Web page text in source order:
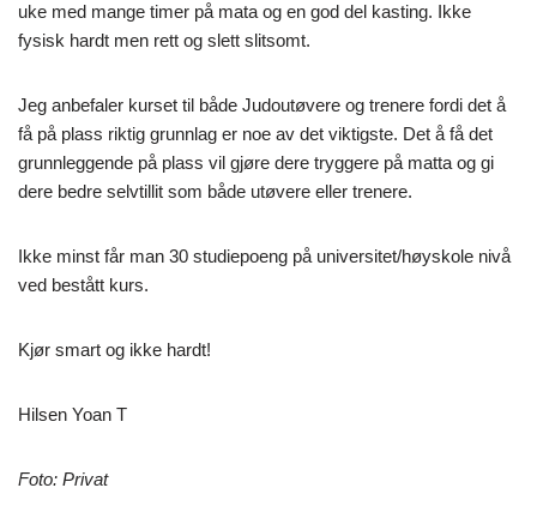
uke med mange timer på mata og en god del kasting. Ikke
fysisk hardt men rett og slett slitsomt.
Jeg anbefaler kurset til både Judoutøvere og trenere fordi det å
få på plass riktig grunnlag er noe av det viktigste. Det å få det
grunnleggende på plass vil gjøre dere tryggere på matta og gi
dere bedre selvtillit som både utøvere eller trenere.
Ikke minst får man 30 studiepoeng på universitet/høyskole nivå
ved bestått kurs.
Kjør smart og ikke hardt!
Hilsen Yoan T
Foto: Privat